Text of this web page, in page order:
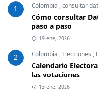
1 Colombia ,consultar
Cómo consultar
paso a paso
19 ene, 2026
2 Colombia , Elecciones ,
Calendario
las votaciones
13 ene, 2026